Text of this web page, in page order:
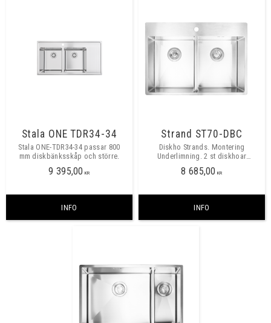
Stala ONE TDR34-34
Stala ONE-TDR34-34 passar 800
mm diskbänksskåp och större.
9 395,00 KR
INFO
Strand ST70-DBC
Diskho Strands. Montering
Underlimning. 2 st diskhoar
och med plats för blandaren i
8 685,00 KR
INFO